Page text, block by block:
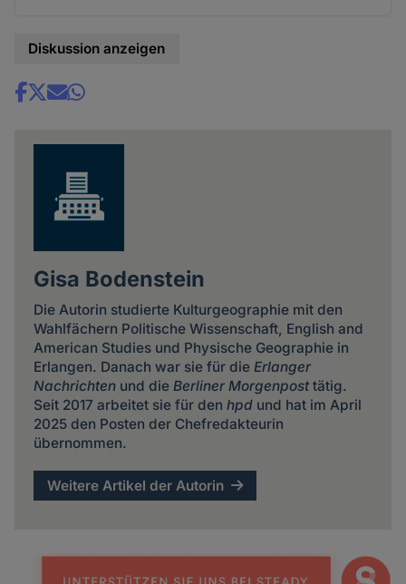
Diskussion anzeigen
Share
Gisa Bodenstein
Die Autorin studierte Kulturgeographie mit den
Wahlfächern Politische Wissenschaft, English and
American Studies und Physische Geographie in
Erlangen. Danach war sie für die Erlanger
Nachrichtenund die Berliner Morgenposttätig.
Seit 2017 arbeitet sie für den hpdund hat im April
2025 den Posten der Chefredakteurin
übernommen.
Weitere Artikel der Autorin